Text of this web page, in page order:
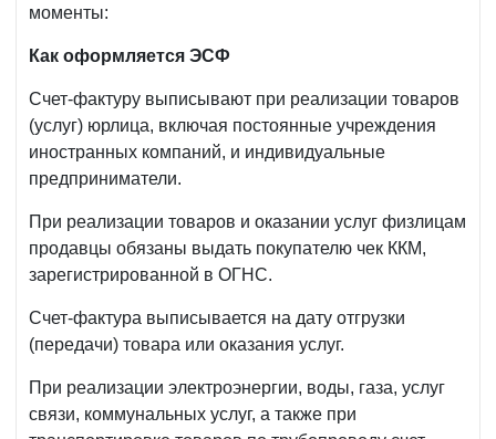
моменты:
Как оформляется ЭСФ
Счет-фактуру выписывают при реализации товаров
(услуг) юрлица, включая постоянные учреждения
иностранных компаний, и индивидуальные
предприниматели.
При реализации товаров и оказании услуг физлицам
продавцы обязаны выдать покупателю чек ККМ,
зарегистрированной в ОГНС.
Счет-фактура выписывается на дату отгрузки
(передачи) товара или оказания услуг.
При реализации электроэнергии, воды, газа, услуг
связи, коммунальных услуг, а также при